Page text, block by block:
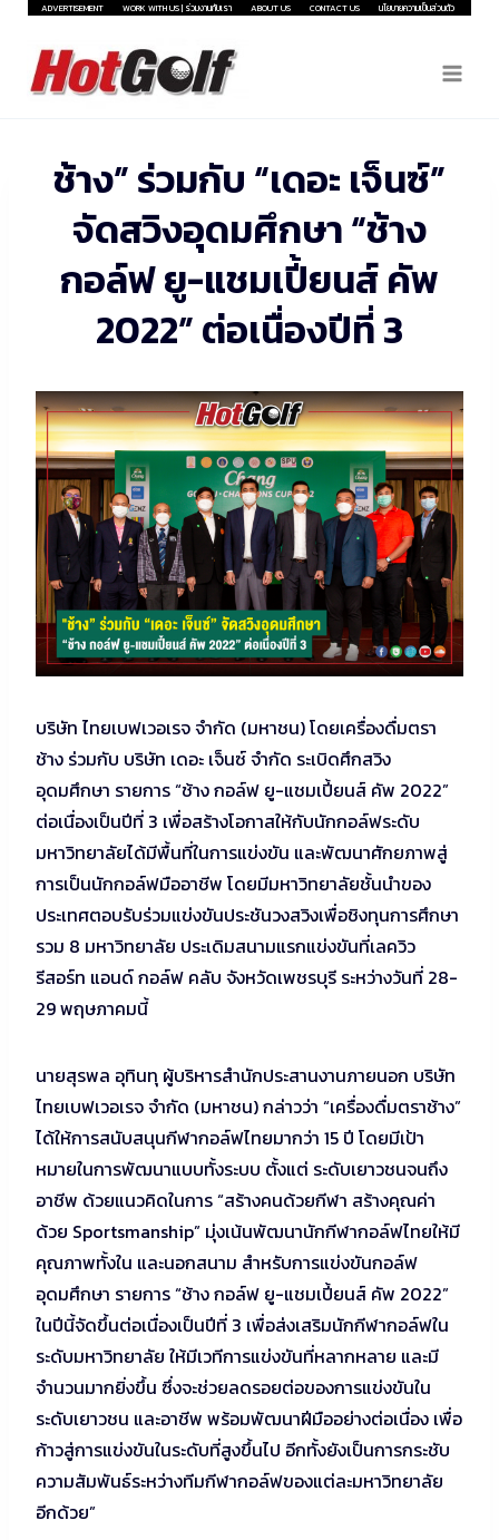
Skip
content
ADVERTISEMENT WORK WITH US | ร่วมงานกับเรา ABOUT US CONTACT US นโยบายความเป็นส่วนตัว
ช้าง” ร่วมกับ “เดอะ เจ็นซ์”
จัดสวิงอุดมศึกษา “ช้าง
กอล์ฟ ยู-แชมเปี้ยนส์ คัพ
2022” ต่อเนื่องปีที่ 3
บริษัท ไทยเบฟเวอเรจ จำกัด (มหาชน) โดยเครื่องดื่มตรา
ช้าง ร่วมกับ บริษัท เดอะ เจ็นซ์ จำกัด ระเบิดศึกสวิง
อุดมศึกษา รายการ “ช้าง กอล์ฟ ยู-แชมเปี้ยนส์ คัพ 2022”
ต่อเนื่องเป็นปีที่ 3 เพื่อสร้างโอกาสให้กับนักกอล์ฟระดับ
มหาวิทยาลัยได้มีพื้นที่ในการแข่งขัน และพัฒนาศักยภาพสู่
การเป็นนักกอล์ฟมืออาชีพ โดยมีมหาวิทยาลัยชั้นนำของ
ประเทศตอบรับร่วมแข่งขันประชันวงสวิงเพื่อชิงทุนการศึกษา
รวม 8 มหาวิทยาลัย ประเดิมสนามแรกแข่งขันที่เลควิว
รีสอร์ท แอนด์ กอล์ฟ คลับ จังหวัดเพชรบุรี ระหว่างวันที่ 28-
29 พฤษภาคมนี้
นายสุรพล อุทินทุ ผู้บริหารสำนักประสานงานภายนอก บริษัท
ไทยเบฟเวอเรจ จำกัด (มหาชน) กล่าวว่า “เครื่องดื่มตราช้าง”
ได้ให้การสนับสนุนกีฬากอล์ฟไทยมากว่า 15 ปี โดยมีเป้า
หมายในการพัฒนาแบบทั้งระบบ ตั้งแต่ ระดับเยาวชนจนถึง
อาชีพ ด้วยแนวคิดในการ “สร้างคนด้วยกีฬา สร้างคุณค่า
ด้วย Sportsmanship” มุ่งเน้นพัฒนานักกีฬากอล์ฟไทยให้มี
คุณภาพทั้งใน และนอกสนาม สำหรับการแข่งขันกอล์ฟ
อุดมศึกษา รายการ “ช้าง กอล์ฟ ยู-แชมเปี้ยนส์ คัพ 2022”
ในปีนี้จัดขึ้นต่อเนื่องเป็นปีที่ 3 เพื่อส่งเสริมนักกีฬากอล์ฟใน
ระดับมหาวิทยาลัย ให้มีเวทีการแข่งขันที่หลากหลาย และมี
จำนวนมากยิ่งขึ้น ซึ่งจะช่วยลดรอยต่อของการแข่งขันใน
ระดับเยาวชน และอาชีพ พร้อมพัฒนาฝีมืออย่างต่อเนื่อง เพื่อ
ก้าวสู่การแข่งขันในระดับที่สูงขึ้นไป อีกทั้งยังเป็นการกระชับ
ความสัมพันธ์ระหว่างทีมกีฬากอล์ฟของแต่ละมหาวิทยาลัย
อีกด้วย”